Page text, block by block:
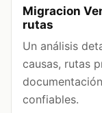
Migracion
rutas
Un análisis
causas, rutas
confiables.